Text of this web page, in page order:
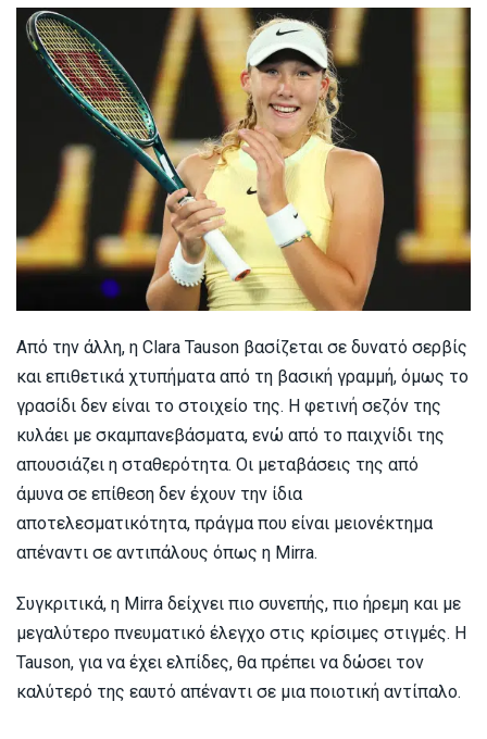
Από την άλλη, η Clara Tauson βασίζεται σε δυνατό σερβίς
και επιθετικά χτυπήματα από τη βασική γραμμή, όμως το
γρασίδι δεν είναι το στοιχείο της. Η φετινή σεζόν της
κυλάει με σκαμπανεβάσματα, ενώ από το παιχνίδι της
απουσιάζει η σταθερότητα. Οι μεταβάσεις της από
άμυνα σε επίθεση δεν έχουν την ίδια
αποτελεσματικότητα, πράγμα που είναι μειονέκτημα
απέναντι σε αντιπάλους όπως η Mirra.
Συγκριτικά, η Mirra δείχνει πιο συνεπής, πιο ήρεμη και με
μεγαλύτερο πνευματικό έλεγχο στις κρίσιμες στιγμές. Η
Tauson, για να έχει ελπίδες, θα πρέπει να δώσει τον
καλύτερό της εαυτό απέναντι σε μια ποιοτική αντίπαλο.